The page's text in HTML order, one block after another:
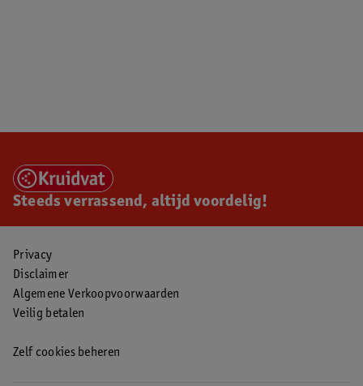
Steeds verrassend, altijd voordelig!
Privacy
Disclaimer
Algemene Verkoopvoorwaarden
Veilig betalen
Zelf cookies beheren